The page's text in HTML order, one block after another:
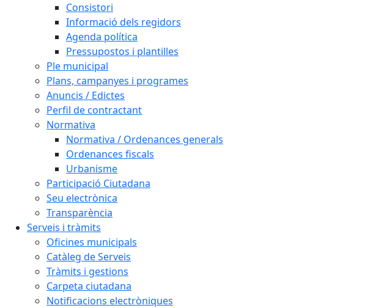
Consistori
Informació dels regidors
Agenda política
Pressupostos i plantilles
Ple municipal
Plans, campanyes i programes
Anuncis / Edictes
Perfil de contractant
Normativa
Normativa / Ordenances generals
Ordenances fiscals
Urbanisme
Participació Ciutadana
Seu electrònica
Transparència
Serveis i tràmits
Oficines municipals
Catàleg de Serveis
Tràmits i gestions
Carpeta ciutadana
Notificacions electròniques